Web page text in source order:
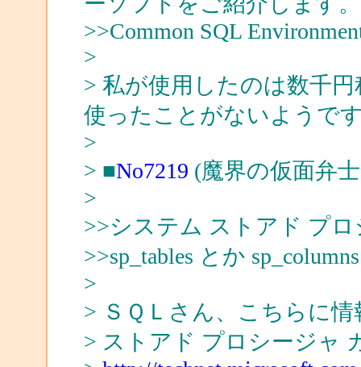
>>Common SQL
>
> 私が使用したのは数千
使ったことがないようで
>
> ■No7219 (魔界の仮面弁
>
>>システム ストアド プ
>>sp_tables とか
>
> ＳＱＬさん、こちらに
> ストアド プロシージャ